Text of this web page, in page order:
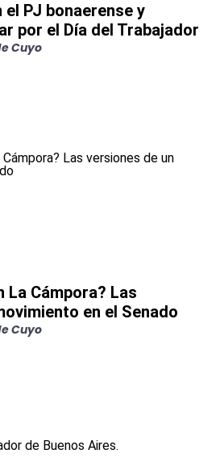
PJ bonaerense y
por el Día del Trabajador
Cuyo
La Cámpora? Las
en el Senado
Cuyo